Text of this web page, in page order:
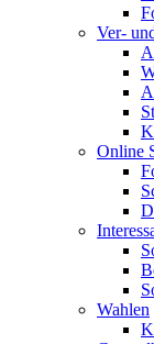
Ver-
Online
Wahlen